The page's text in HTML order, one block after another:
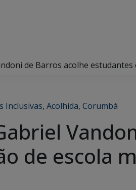
de Barros acolhe
Inclusivas, Acolhida, Corumbá
de escola